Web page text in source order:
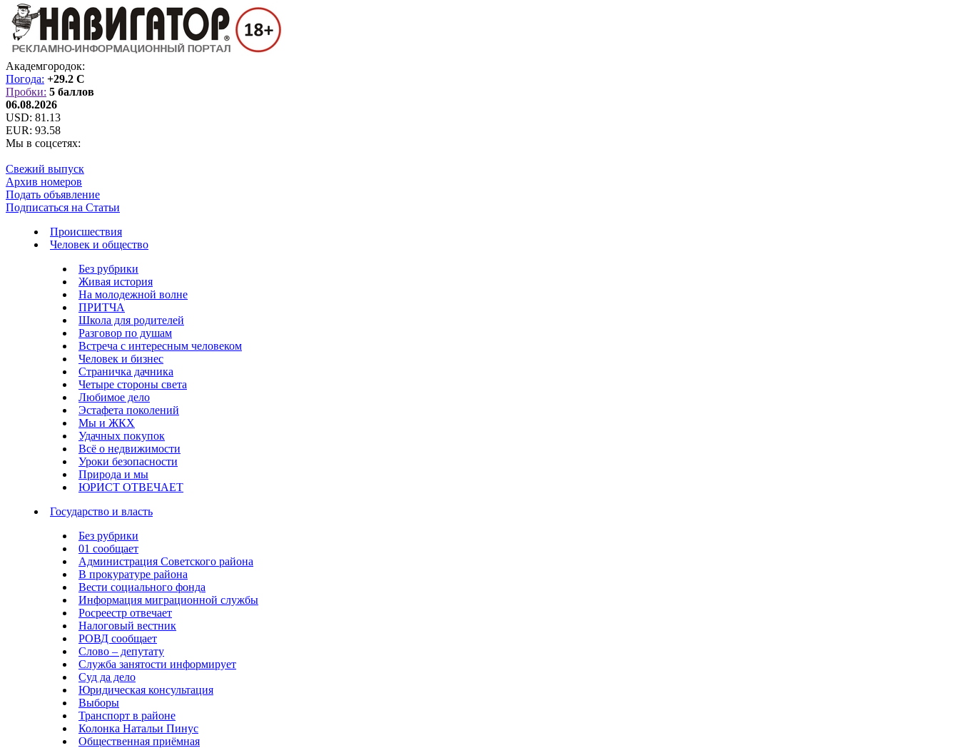
Академгородок:
Погода: +29.2 C
Пробки: 5 баллов
06.08.2026
USD: 81.13
EUR: 93.58
Мы в соцсетях:
Свежий выпуск
Архив номеров
Подать объявление
Подписаться на Статьи
Происшествия
Человек и общество
Без рубрики
Живая история
На молодежной волне
ПРИТЧА
Школа для родителей
Разговор по душам
Встреча с интересным человеком
Человек и бизнес
Страничка дачника
Четыре стороны света
Любимое дело
Эстафета поколений
Мы и ЖКХ
Удачных покупок
Всё о недвижимости
Уроки безопасности
Природа и мы
ЮРИСТ ОТВЕЧАЕТ
Государство и власть
Без рубрики
01 сообщает
Администрация Советского района
В прокуратуре района
Вести социального фонда
Информация миграционной службы
Росреестр отвечает
Налоговый вестник
РОВД сообщает
Слово – депутату
Служба занятости информирует
Суд да дело
Юридическая консультация
Выборы
Транспорт в районе
Колонка Натальи Пинус
Общественная приёмная